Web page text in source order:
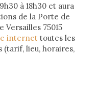
à 18h30 et aura
de la Porte de
Versailles 75015
internettoutes les
lieu, horaires,